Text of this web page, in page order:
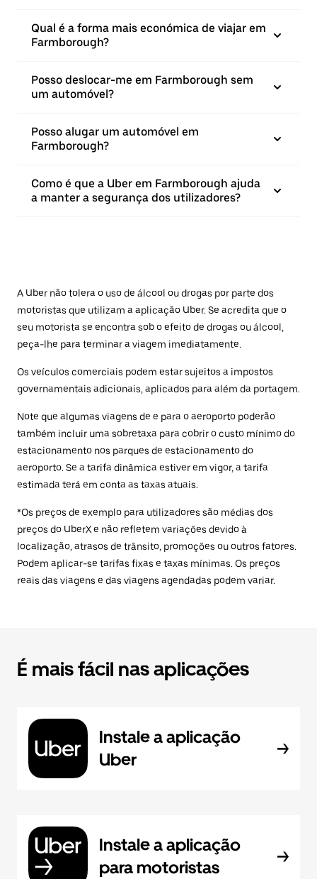
Qual é a forma mais económica de viajar em
Farmborough?
Posso deslocar-me em Farmborough sem
um automóvel?
Posso alugar um automóvel em
Farmborough?
Como é que a Uber em Farmborough ajuda
a manter a segurança dos utilizadores?
A Uber não tolera o uso de álcool ou drogas por parte dos
motoristas que utilizam a aplicação Uber. Se acredita que o
seu motorista se encontra sob o efeito de drogas ou álcool,
peça-lhe para terminar a viagem imediatamente.
Os veículos comerciais podem estar sujeitos a impostos
governamentais adicionais, aplicados para além da portagem.
Note que algumas viagens de e para o aeroporto poderão
também incluir uma sobretaxa para cobrir o custo mínimo do
estacionamento nos parques de estacionamento do
aeroporto. Se a tarifa dinâmica estiver em vigor, a tarifa
estimada terá em conta as taxas atuais.
*Os preços de exemplo para utilizadores são médias dos
preços do UberX e não refletem variações devido à
localização, atrasos de trânsito, promoções ou outros fatores.
Podem aplicar-se tarifas fixas e taxas mínimas. Os preços
reais das viagens e das viagens agendadas podem variar.
É mais fácil nas aplicações
Instale a aplicação
Uber
Instale a aplicação
para motoristas